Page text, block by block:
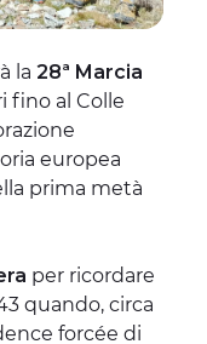
la 28ª Marcia
fino al Colle
europea
prima metà
per ricordare
quando, circa
forcée di